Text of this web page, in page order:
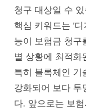
청구 대상일 수
핵심 키워드는 '
능이 보험금 청구
별 상황에 최적화
특히 블록체인 기
강화되어 보다 투
다. 앞으로는 보